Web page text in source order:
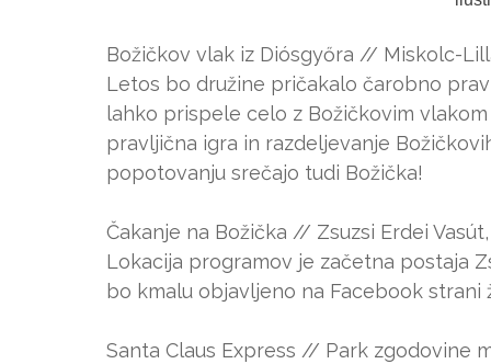
Božičkov vlak iz Diósgyőra // Miskolc-
Letos bo družine pričakalo čarobno
lahko prispele celo z Božičkovim
pravljična igra in razdeljevanje
popotovanju srečajo tudi Božička!
Čakanje na Božička // Zsuzsi Erdei
Lokacija programov je začetna postaja
bo kmalu objavljeno na Facebook strani
Santa Claus Express // Park zgodovine